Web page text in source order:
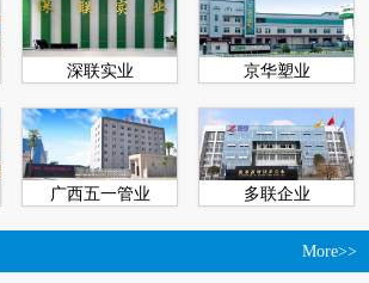
深联实业 京华塑业
广西五一管业 多联企业
More>>